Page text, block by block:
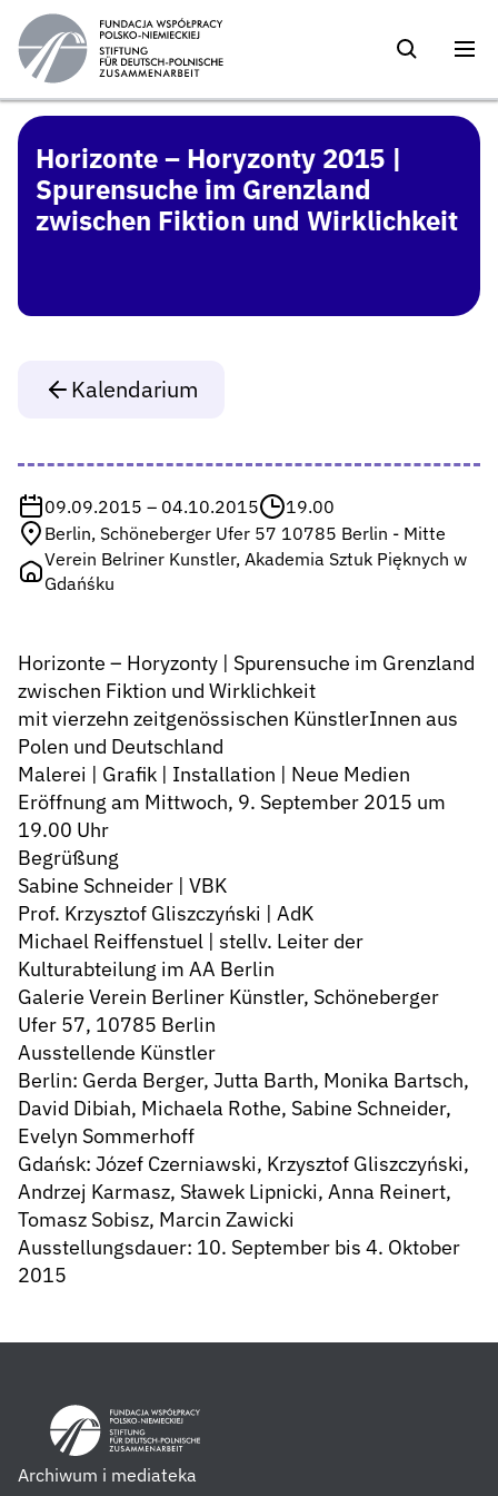
Horizonte – Horyzonty 2015 |
Spurensuche im Grenzland
zwischen Fiktion und Wirklichkeit
Kalendarium
09.09.2015 – 04.10.2015
19.00
Berlin, Schöneberger Ufer 57 10785 Berlin - Mitte
Verein Belriner Kunstler, Akademia Sztuk Pięknych w
Gdańśku
Horizonte – Horyzonty | Spurensuche im Grenzland
zwischen Fiktion und Wirklichkeit
mit vierzehn zeitgenössischen KünstlerInnen aus
Polen und Deutschland
Malerei | Grafik | Installation | Neue Medien
Eröffnung am Mittwoch, 9. September 2015 um
19.00 Uhr
Begrüßung
Sabine Schneider | VBK
Prof. Krzysztof Gliszczyński | AdK
Michael Reiffenstuel | stellv. Leiter der
Kulturabteilung im AA Berlin
Galerie Verein Berliner Künstler, Schöneberger
Ufer 57, 10785 Berlin
Ausstellende Künstler
Berlin: Gerda Berger, Jutta Barth, Monika Bartsch,
David Dibiah, Michaela Rothe, Sabine Schneider,
Evelyn Sommerhoff
Gdańsk: Józef Czerniawski, Krzysztof Gliszczyński,
Andrzej Karmasz, Sławek Lipnicki, Anna Reinert,
Tomasz Sobisz, Marcin Zawicki
Ausstellungsdauer: 10. September bis 4. Oktober
2015
Archiwum i mediateka